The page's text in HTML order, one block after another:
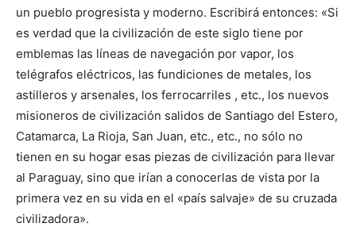
un pueblo progresista y moderno. Escribirá entonces: «Si
es verdad que la civilización de este siglo tiene por
emblemas las líneas de navegación por vapor, los
telégrafos eléctricos, las fundiciones de metales, los
astilleros y arsenales, los ferrocarriles , etc., los nuevos
misioneros de civilización salidos de Santiago del Estero,
Catamarca, La Rioja, San Juan, etc., etc., no sólo no
tienen en su hogar esas piezas de civilización para llevar
al Paraguay, sino que irían a conocerlas de vista por la
primera vez en su vida en el «país salvaje» de su cruzada
civilizadora».